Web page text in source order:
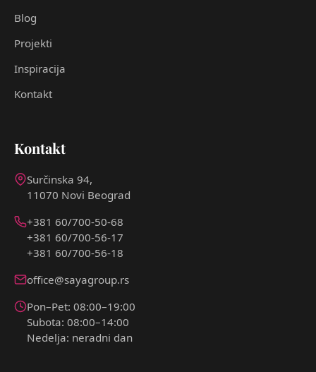
Blog
Projekti
Inspiracija
Kontakt
Kontakt
Surčinska 94,
11070 Novi Beograd
+381 60/700-50-68
+381 60/700-56-17
+381 60/700-56-18
office@sayagroup.rs
Pon–Pet: 08:00–19:00
Subota: 08:00–14:00
Nedelja: neradni dan